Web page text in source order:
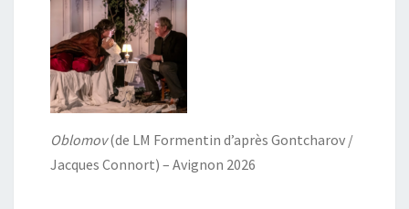
Oblomov(de LM Formentin d’après Gontcharov /
Jacques Connort) – Avignon 2026